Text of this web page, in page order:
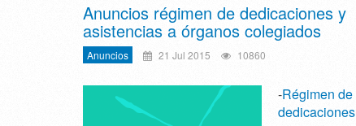
Anuncios régimen de dedicaciones y
asistencias a órganos colegiados
Anuncios 21 Jul 2015 10860
-Régimen de
dedicaciones